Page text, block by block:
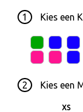
1 Kies een
2 Kies een
XS